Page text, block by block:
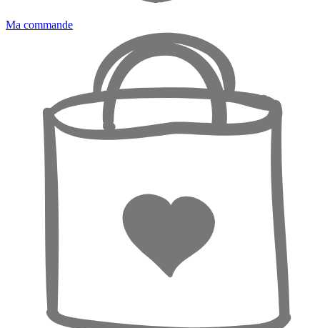
Ma commande